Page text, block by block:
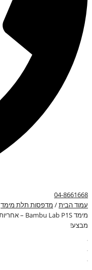
04-8661668
עמוד הבית/ מדפסות תלת מימד
מימד Bambu Lab P1S – אחריות יבואן רשמי
מבצע!